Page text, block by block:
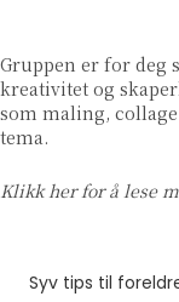
Gruppen er for deg
kreativitet og
som maling,
tema.
Klikk herfor å lese
Syv tips til